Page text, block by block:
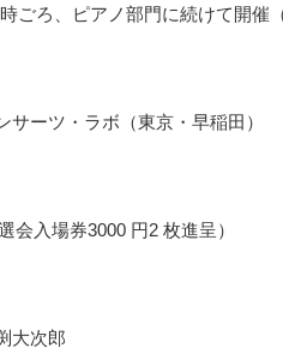
ごろ、ピアノ部門に続けて開催
サーツ・ラボ（東京・早稲田）
会入場券3000 円2 枚進呈）
大次郎